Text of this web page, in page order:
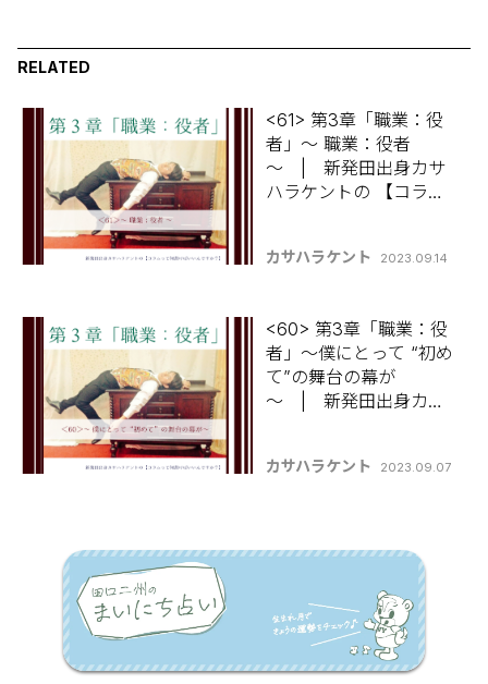
RELATED
<61> 第3章「職業：役
者」～ 職業：役者
～ | 新発田出身カサ
ハラケントの 【コラム
カサハラケント 2023.09.14
<60> 第3章「職業：役
者」～僕にとって “初め
て”の舞台の幕が
～ | 新発田出身カサ
すか？】
カサハラケント 2023.09.07